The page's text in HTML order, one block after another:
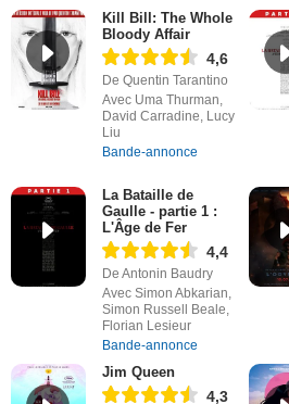
Kill Bill: The Whole
Bloody Affair
4,6
De Quentin Tarantino
Avec Uma Thurman,
David Carradine, Lucy
Liu
Bande-annonce
La Bataille de
Gaulle - partie 1 :
L'Âge de Fer
4,4
De Antonin Baudry
Avec Simon Abkarian,
Simon Russell Beale,
Florian Lesieur
Bande-annonce
Jim Queen
4,3